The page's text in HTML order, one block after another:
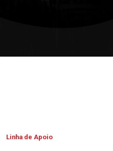
Linha de Apoio